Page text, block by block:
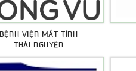
BỆNH VIỆN MẮT TỈNH
THÁI NGUYÊN